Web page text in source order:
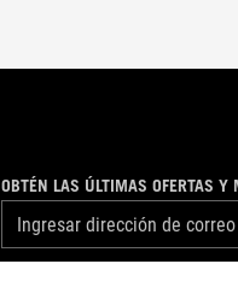
OBTÉN LAS ÚLTIMAS OFERTAS Y